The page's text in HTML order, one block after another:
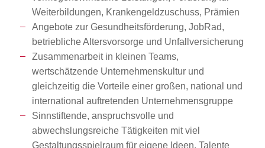
Weiterbildungen, Krankengeldzuschuss, Prämien
Angebote zur Gesundheitsförderung, JobRad,
betriebliche Altersvorsorge und Unfallversicherung
Zusammenarbeit in kleinen Teams,
wertschätzende Unternehmenskultur und
gleichzeitig die Vorteile einer großen, national und
international auftretenden Unternehmensgruppe
Sinnstiftende, anspruchsvolle und
abwechslungsreiche Tätigkeiten mit viel
Gestaltungsspielraum für eigene Ideen, Talente